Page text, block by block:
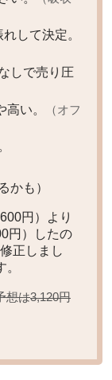
して決定。
しで売り圧
い。
（オフ
かも）
円）より
円）したの
正しまし
。
想は3,120円